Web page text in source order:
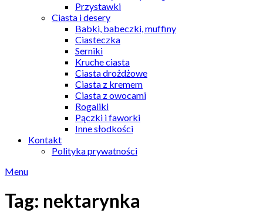
Przystawki
Ciasta i desery
Babki, babeczki, muffiny
Ciasteczka
Serniki
Kruche ciasta
Ciasta drożdżowe
Ciasta z kremem
Ciasta z owocami
Rogaliki
Pączki i faworki
Inne słodkości
Kontakt
Polityka prywatności
Menu
Tag: nektarynka